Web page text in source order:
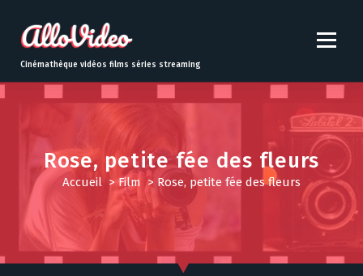
t
o
Cinémathèque vidéos films séries streaming
Rose, petite fée des fleurs
Accueil > Film > Rose, petite fée des fleurs